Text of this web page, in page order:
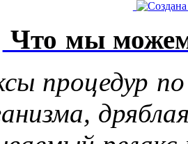
Что мы
процедур